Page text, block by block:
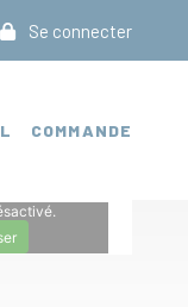
Se connecter
COMMANDE